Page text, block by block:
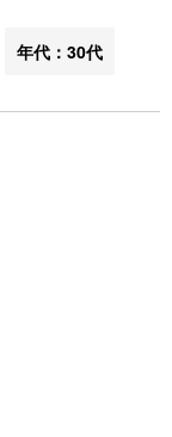
年代：30代